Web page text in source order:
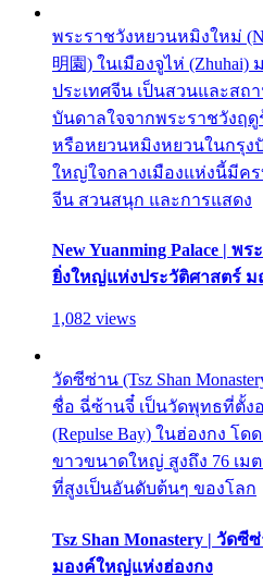
พระราชวังหยวนหมิงใหม่
明園) ในเมืองจูไห่ (Zhuhai)
ประเทศจีน เป็นสวนและสถ
บันดาลใจจากพระราชวังฤดูร้
หรือหยวนหมิงหยวนในกรุ
ใหญ่ใจกลางเมืองแห่งนี้มีค
จีน สวนสนุก และการแสดง
New Yuanming Palace |
ยิ่งใหญ่แห่งประวัติศาสตร์
1,082 views
วัดซีซ่าน (Tsz Shan
ชื่อ ฉี่ซ้านจี๋ เป็นวัดพุทธที่ตั้ง
(Repulse Bay) ในฮ่องกง โ
ขาวขนาดใหญ่ สูงถึง 76 เม
ที่สูงเป็นอันดับต้นๆ ของโลก
Tsz Shan Monastery | วัด
มองค์ใหญ่แห่งฮ่องกง